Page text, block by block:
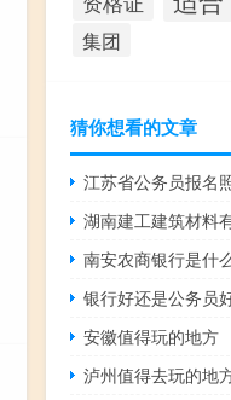
集团
猜你想看的文章
江苏省公务员报名
湖南建工建筑材料
南安农商银行是什
银行好还是公务员
安徽值得玩的地方
泸州值得去玩的地